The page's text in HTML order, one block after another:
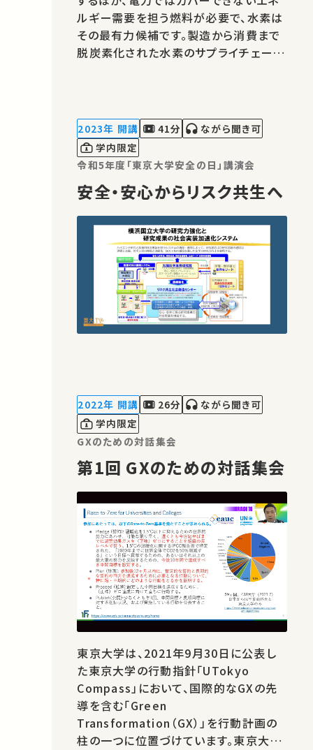
ルギー需要を担う燃料が必要で、水素は
その最有力候補です。製造から消費まで
脱炭素化された水素のサプライチェーン
あればSNSなどでシェアをお願いしま
す。
2023年 開講 41分
ながら聞き可
学内限定
令和5年度「東京大学安全の日」講演会
安全・安心からリスク共生へ
2022年 開講 26分
ながら聞き可
学内限定
GXのための対話集会
第1回 GXのための対話集会
東京大学は、2021年9月30日に公表し
た東京大学の行動指針「UTokyo
Compass」において、国際的なGXの先
導を含む「Green
Transformation（GX）」を行動計画の
柱の一つに位置づけています。東京大学